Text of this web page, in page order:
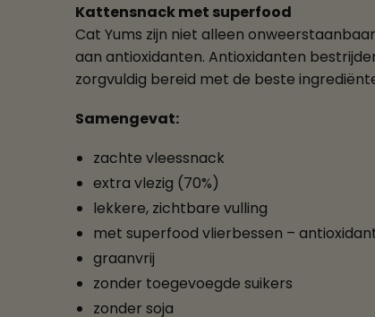
Kattensnack met superfood
Cat Yums zijn niet alleen
aan antioxidanten. Antioxidanten
zorgvuldig bereid met de beste
Samengevat:
zachte vleessnack
extra vlezig (70%)
lekkere, zichtbare vulling
met superfood vlierbessen –
graanvrij
zonder toegevoegde suikers
zonder soja